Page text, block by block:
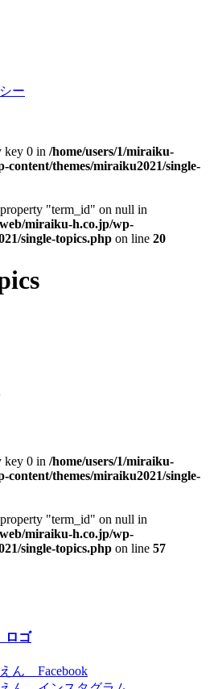
ー
key 0 in /home/users/1/miraiku-
themes/miraiku2021/single-
"term_id" on null in
miraiku-h.co.jp/wp-
single-topics.php on line 20
key 0 in /home/users/1/miraiku-
themes/miraiku2021/single-
"term_id" on null in
miraiku-h.co.jp/wp-
single-topics.php on line 57